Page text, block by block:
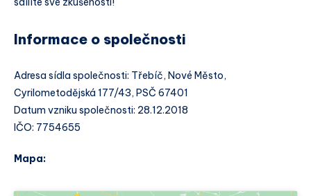
Informace o společnosti
Adresa sídla společnosti: Třebíč, Nové Město,
Cyrilometodějská 177/43, PSČ 67401
Datum vzniku společnosti: 28.12.2018
IČO: 7754655
Mapa: